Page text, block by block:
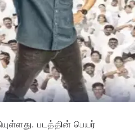
படத்தின் பெயர்